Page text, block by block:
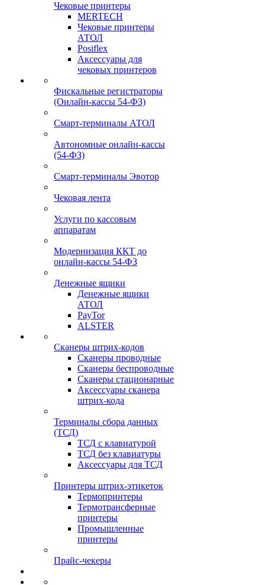
Чековые принтеры
MERTECH
Чековые принтеры
АТОЛ
Posiflex
Аксессуары для
чековых принтеров
Фискальные регистраторы
(Онлайн-кассы 54-ФЗ)
Смарт-терминалы АТОЛ
Автономные онлайн-кассы
(54-ФЗ)
Смарт-терминалы Эвотор
Чековая лента
Услуги по кассовым
аппаратам
Модернизация ККТ до
онлайн-кассы 54-ФЗ
Денежные ящики
Денежные ящики
АТОЛ
PayTor
ALSTER
Сканеры штрих-кодов
Сканеры проводные
Сканеры беспроводные
Сканеры стационарные
Аксессуары сканера
штрих-кода
Терминалы сбора данных
(ТСД)
ТСД с клавиатурой
ТСД без клавиатуры
Аксессуары для ТСД
Принтеры штрих-этикеток
Термопринтеры
Термотрансферные
принтеры
Промышленные
принтеры
Прайс-чекеры